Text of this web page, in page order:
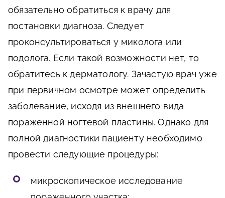
обязательно обратиться к врачу для
постановки диагноза. Следует
проконсультироваться у миколога или
подолога. Если такой возможности нет, то
обратитесь к дерматологу. Зачастую врач уже
при первичном осмотре может определить
заболевание, исходя из внешнего вида
пораженной ногтевой пластины. Однако для
полной диагностики пациенту необходимо
провести следующие процедуры:
микроскопическое исследование